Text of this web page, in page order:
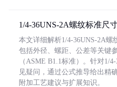
1/4-36UNS-2A螺纹标准尺
本文详细解析1/4-36UNS-2A螺
包括外径、螺距、公差等关键
（ASME B1.1标准）。针对1/
见疑问，通过公式推导给出精
附加工艺建议与扩展知识。